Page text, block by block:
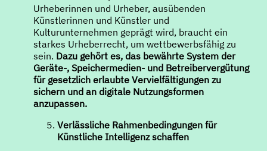
Urheberinnen und Urheber, ausübenden
Künstlerinnen und Künstler und
Kulturunternehmen geprägt wird, braucht ein
starkes Urheberrecht, um wettbewerbsfähig zu
sein. Dazu gehört es, das bewährte System der
Geräte-, Speichermedien- und Betreibervergütung
für gesetzlich erlaubte Vervielfältigungen zu
sichern und an digitale Nutzungsformen
anzupassen.
Verlässliche Rahmenbedingungen für
Künstliche Intelligenz schaffen